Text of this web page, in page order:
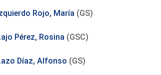
Rojo, María (GS)
Pérez, Rosina (GSC)
Díaz, Alfonso (GS)